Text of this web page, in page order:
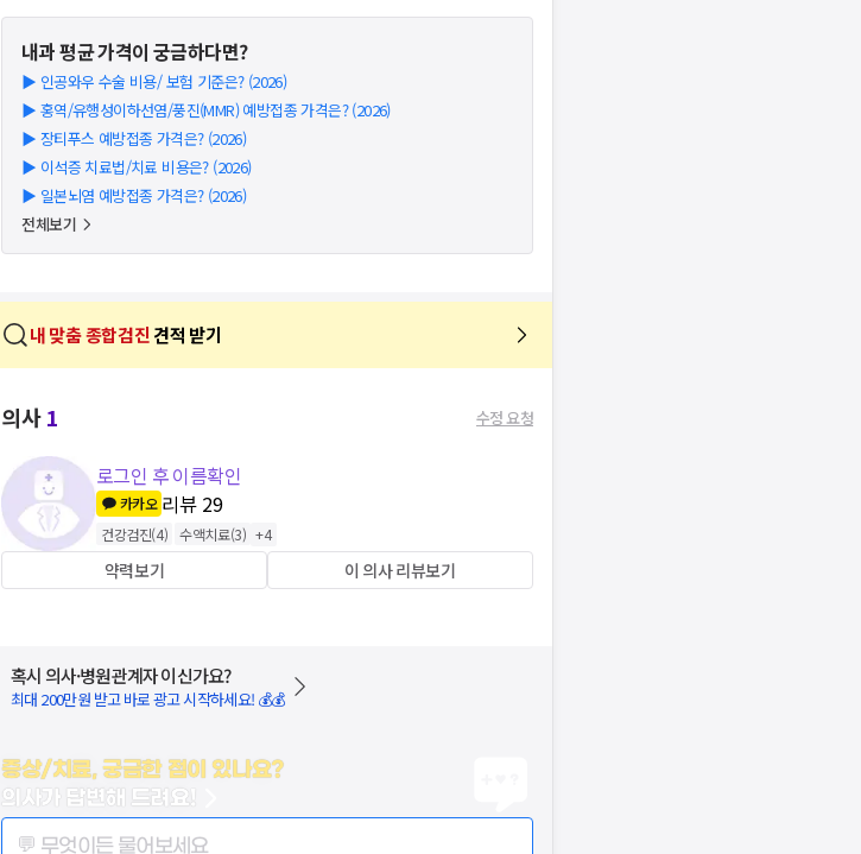
내과평균 가격이 궁금하다면?
▶ 인공와우 수술 비용/ 보험 기준은? (2026)
▶ 홍역/유행성이하선염/풍진(MMR) 예방접종 가격은? (2026)
▶ 장티푸스 예방접종 가격은? (2026)
▶ 이석증 치료법/치료 비용은? (2026)
▶ 일본뇌염 예방접종 가격은? (2026)
전체보기
내 맞춤 종합검진 견적 받기
의사1 수정 요청
로그인 후 이름확인
카카오 리뷰 29
건강검진(4) 수액치료(3) +4
약력보기 이 의사 리뷰보기
혹시 의사·병원관계자 이신가요?
최대 200만원 받고 바로 광고 시작하세요! 💰💰
증상/치료, 궁금한 점이 있나요?
의사가 답변해 드려요!
💬 무엇이든 물어보세요